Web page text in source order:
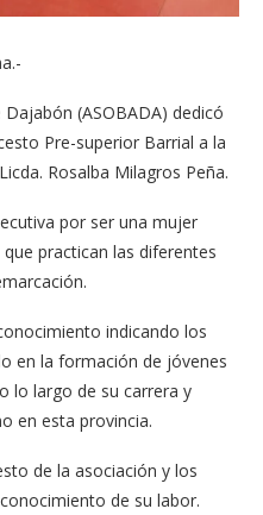
(ASOBADA) dedicó
Pre-superior Barrial a la
Rosalba Milagros Peña.
por ser una mujer
practican las diferentes
indicando los
en la formación de jóvenes
lo largo de su carrera y
en esta provincia.
de la asociación y los
de su labor.